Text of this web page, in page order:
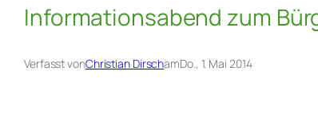
Informationsabend zum
Verfasst vonChristian DirschamDo., 1. Mai 2014